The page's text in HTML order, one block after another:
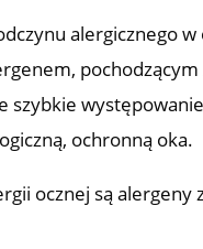
alergicznego
szybkie
ochronną oka.
ocznej są alergeny